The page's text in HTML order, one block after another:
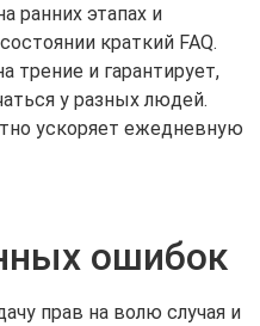
ранних этапах и
краткий FAQ.
трение и гарантирует,
у разных людей.
ускоряет ежедневную
ошибок
прав на волю случая и